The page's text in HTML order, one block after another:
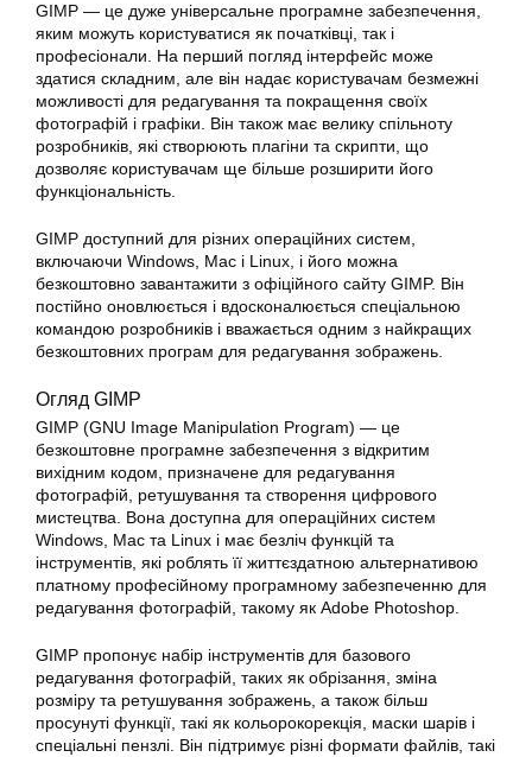
GIMP — це дуже універсальне програмне забезпечення,
яким можуть користуватися як початківці, так і
професіонали. На перший погляд інтерфейс може
здатися складним, але він надає користувачам безмежні
можливості для редагування та покращення своїх
фотографій і графіки. Він також має велику спільноту
розробників, які створюють плагіни та скрипти, що
дозволяє користувачам ще більше розширити його
функціональність.
GIMP доступний для різних операційних систем,
включаючи Windows, Mac і Linux, і його можна
безкоштовно завантажити з офіційного сайту GIMP. Він
постійно оновлюється і вдосконалюється спеціальною
командою розробників і вважається одним з найкращих
безкоштовних програм для редагування зображень.
Огляд GIMP
GIMP (GNU Image Manipulation Program) — це
безкоштовне програмне забезпечення з відкритим
вихідним кодом, призначене для редагування
фотографій, ретушування та створення цифрового
мистецтва. Вона доступна для операційних систем
Windows, Mac та Linux і має безліч функцій та
інструментів, які роблять її життєздатною альтернативою
платному професійному програмному забезпеченню для
редагування фотографій, такому як Adobe Photoshop.
GIMP пропонує набір інструментів для базового
редагування фотографій, таких як обрізання, зміна
розміру та ретушування зображень, а також більш
просунуті функції, такі як кольорокорекція, маски шарів і
спеціальні пензлі. Він підтримує різні формати файлів, такі